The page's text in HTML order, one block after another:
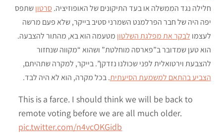
חלילה נגד הממשלה או בעד התיקונים של האופוזיציה.סרטוןשתפס
יפה היה של חבר הפרלמנט השמרני סטיב בייקר, שלא פעם מרשה
לעצמו לבקר את מפלגת השלטון מטעמה הוא בא, מהתור להצבעה.
הוא טען שמדובר ב”פארסה מוחלטת” ושהוא “מקווה שנחזור
להצבעת וירטואלית לפני שכולנו נזדקן”. בייקר, למקרה שתהיתם,
הצביע בהתאם למשמעת הסיעתית. בכל מקרה, הוא לא היה לבד.
This is a farce. I should think we will be back to
remote voting before we are all much older.
pic.twitter.com/n4vcOKGidb